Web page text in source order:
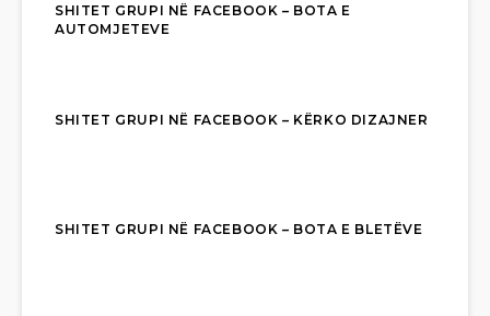
SHITET GRUPI NË FACEBOOK – BOTA E
AUTOMJETEVE
SHITET GRUPI NË FACEBOOK – KËRKO DIZAJNER
SHITET GRUPI NË FACEBOOK – BOTA E BLETËVE